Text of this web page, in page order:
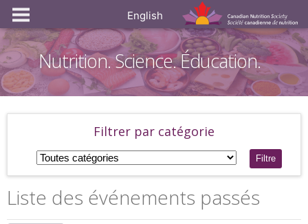
English
Nutrition. Science. Éducation.
Filtrer par catégorie
Filtre
Liste des événements passés